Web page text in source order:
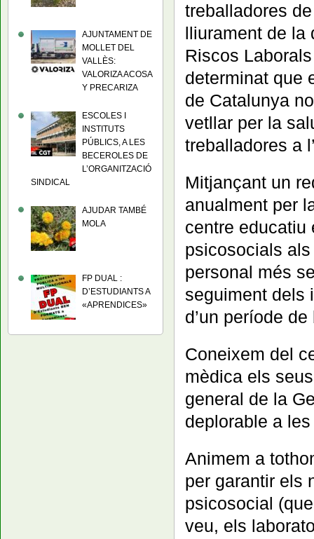
treballadores
lliurament de la
Riscos
determinat que
de Catalunya
vetllar per la
treballadores a
Mitjançant un
anualment per
centre educatiu
psicosocials
personal més
seguiment dels
d’un període
Coneixem del
mèdica els
general de la
deplorable a
Animem a
per garantir els
psicosocial
veu, els
AJUNTAMENT DE
MOLLET DEL
VALLÈS:
VALORIZA ACOSA
Y PRECARIZA
ESCOLES I
INSTITUTS
PÚBLICS, A LES
BECEROLES DE
L’ORGANITZACIÓ
SINDICAL
AJUDAR TAMBÉ
MOLA
FP DUAL :
D’ESTUDIANTS A
«APRENDICES»